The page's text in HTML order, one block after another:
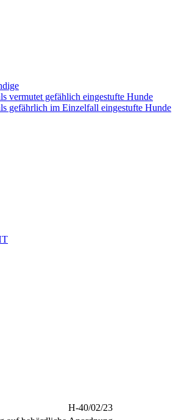
vermutet gefählich eingestufte Hunde
gefährlich im Einzelfall eingestufte Hunde
H-40/02/23